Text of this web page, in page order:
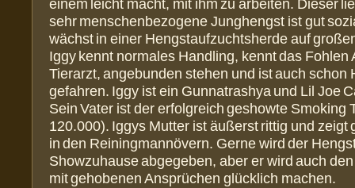
einem leicht macht, mit ihm zu arbeiten. Dieser
sehr menschenbezogene Junghengst ist gut
wächst in einer Hengstaufzuchtsherde auf
Iggy kennt normales Handling, kennt das Fohlen
Tierarzt, angebunden stehen und ist auch schon
gefahren. Iggy ist ein Gunnatrashya und Lil Joe
Sein Vater ist der erfolgreich geshowte Smoking
120.000). Iggys Mutter ist äußerst rittig und zeigt
in den Reiningmannövern. Gerne wird der
Showzuhause abgegeben, aber er wird auch
mit gehobenen Ansprüchen glücklich machen.